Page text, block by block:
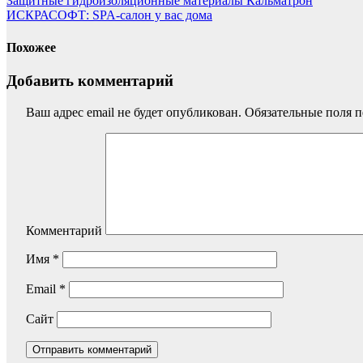
ИСКРАСОФТ: SPA-салон у вас дома
Похожее
Добавить комментарий
Ваш адрес email не будет опубликован. Обязательные поля
Комментарий
Имя *
Email *
Сайт